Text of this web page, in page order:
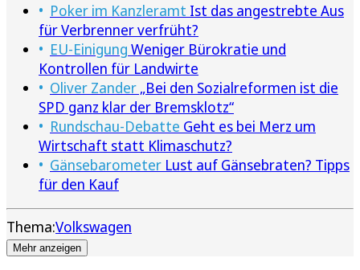
Poker im Kanzleramt Ist das angestrebte Aus
für Verbrenner verfrüht?
EU-Einigung Weniger Bürokratie und
Kontrollen für Landwirte
Oliver Zander „Bei den Sozialreformen ist die
SPD ganz klar der Bremsklotz“
Rundschau-Debatte Geht es bei Merz um
Wirtschaft statt Klimaschutz?
Gänsebarometer Lust auf Gänsebraten? Tipps
für den Kauf
Thema:Volkswagen
Mehr anzeigen